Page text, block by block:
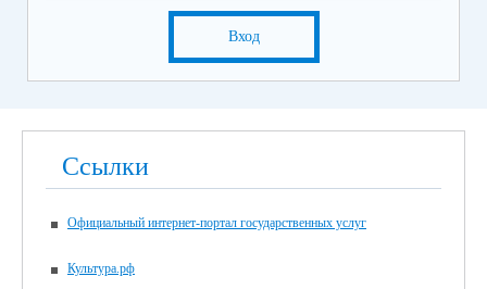
Вход
Ссылки
Официальный интернет-портал государственных услуг
Культура.рф